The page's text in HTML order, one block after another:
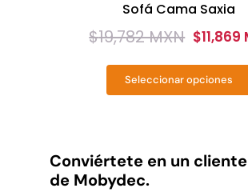
Sofá Cama Saxia
$19,782 MXN
Original
price
$11,869
Current
price
Seleccionar opciones
Este
variantes.
Las
Conviértete en un cliente
de Mobydec.